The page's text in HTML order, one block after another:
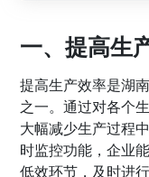
一、提高生
提高生产效率是湖
之一。通过对各个
大幅减少生产过程
时监控功能，企业
低效环节，及时进